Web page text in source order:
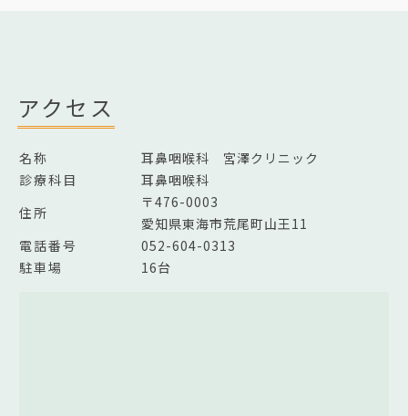
アクセス
名称
耳鼻咽喉科 宮澤クリニック
診療科目
耳鼻咽喉科
住所
〒476-0003
愛知県東海市荒尾町山王11
電話番号
052-604-0313
駐車場
16台